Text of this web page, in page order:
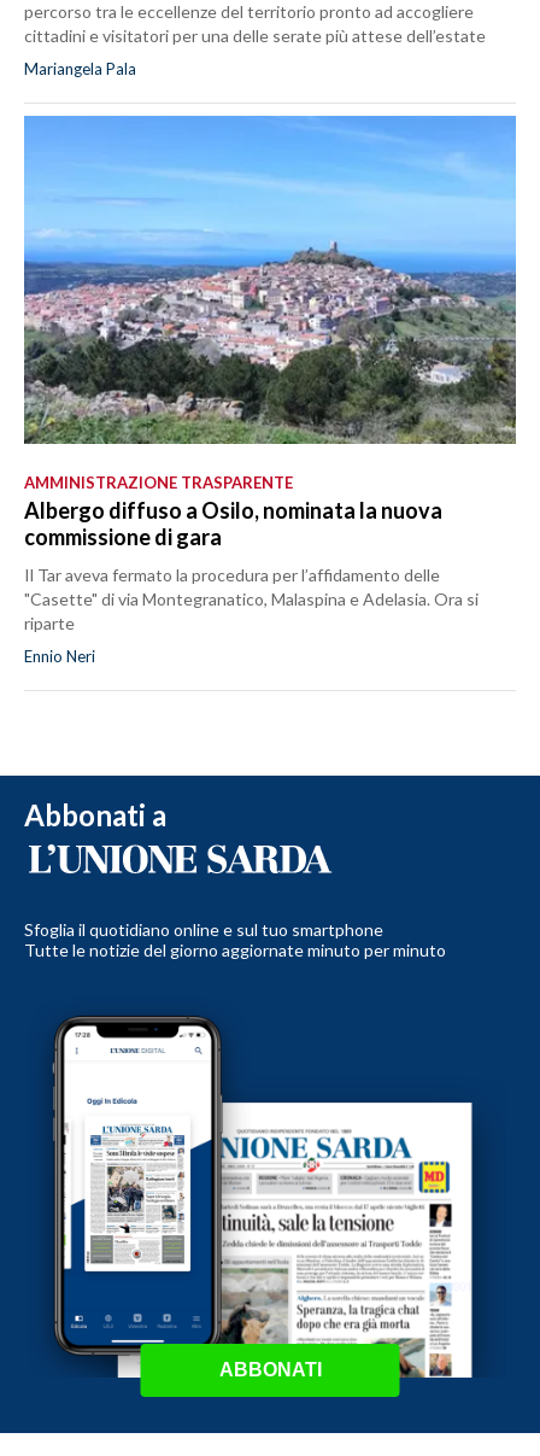
percorso tra le eccellenze del territorio pronto ad accogliere
cittadini e visitatori per una delle serate più attese dell’estate
Mariangela Pala
AMMINISTRAZIONE TRASPARENTE
Albergo diffuso a Osilo, nominata la nuova
commissione di gara
Il Tar aveva fermato la procedura per l’affidamento delle
"Casette" di via Montegranatico, Malaspina e Adelasia. Ora si
riparte
Ennio Neri
Abbonati a
Sfoglia il quotidiano online e sul tuo smartphone
Tutte le notizie del giorno aggiornate minuto per minuto
ABBONATI